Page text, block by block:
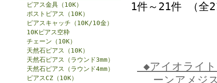
ピアス金具（10K）
ポストピアス（10K）
ピアスキャッチ（10K/10金）
10Kピアス空枠
チェーン（10K）
天然石ピアス（10K）
天然石ピアス（ラウンド3mm）
天然石ピアス（ラウンド4mm）
ピアスCZ（10K）
1件～21件 （全
◆アイオライ
ーンアメジ